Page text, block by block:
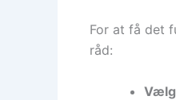
For at få det
råd: